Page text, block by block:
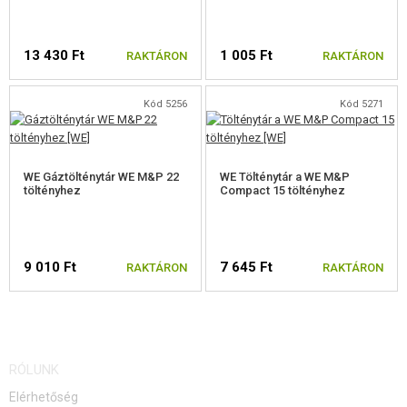
13 430 Ft RAKTÁRON 1 005 Ft RAKTÁRON
Kód 5256
WE Gáztölténytár WE M&P 22
töltényhez
9 010 Ft RAKTÁRON
Kód 5271
WE Tölténytár a WE M&P
Compact 15 töltényhez
7 645 Ft RAKTÁRON
RÓLUNK
Elérhetőség